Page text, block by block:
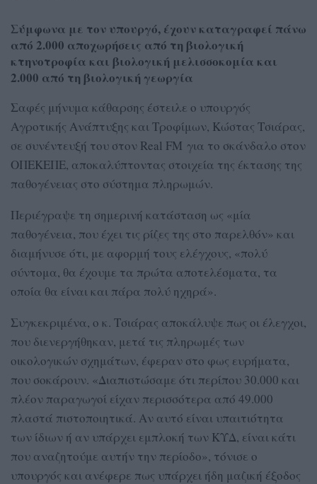
Σύμφωνα με τον υπουργό, έχουν καταγραφεί πάνω
από 2.000 αποχωρήσεις από τη βιολογική
κτηνοτροφία και βιολογική μελισσοκομία και
2.000 από τη βιολογική γεωργία
Σαφές μήνυμα κάθαρσης έστειλε ο υπουργός
Αγροτικής Ανάπτυξης και Τροφίμων, Κώστας Τσιάρας,
σε συνέντευξή του στον Real FM για το σκάνδαλο στον
ΟΠΕΚΕΠΕ, αποκαλύπτοντας στοιχεία της έκτασης της
παθογένειας στο σύστημα πληρωμών.
Περιέγραψε τη σημερινή κατάσταση ως «μία
παθογένεια, που έχει τις ρίζες της στο παρελθόν» και
διαμήνυσε ότι, με αφορμή τους ελέγχους, «πολύ
σύντομα, θα έχουμε τα πρώτα αποτελέσματα, τα
οποία θα είναι και πάρα πολύ ηχηρά».
Συγκεκριμένα, ο κ. Τσιάρας αποκάλυψε πως οι έλεγχοι,
που διενεργήθηκαν, μετά τις πληρωμές των
οικολογικών σχημάτων, έφεραν στο φως ευρήματα,
που σοκάρουν. «Διαπιστώσαμε ότι περίπου 30.000 και
πλέον παραγωγοί είχαν περισσότερα από 49.000
πλαστά πιστοποιητικά. Αν αυτό είναι υπαιτιότητα
των ίδιων ή αν υπάρχει εμπλοκή των ΚΥΔ, είναι κάτι
που αναζητούμε αυτήν την περίοδο», τόνισε ο
υπουργός και ανέφερε πως υπάρχει ήδη μαζική έξοδος